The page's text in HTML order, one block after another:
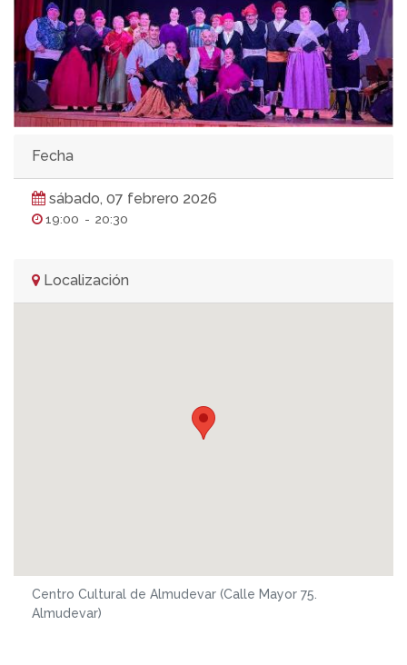
Fecha
sábado, 07 febrero 2026
19:00 - 20:30
Localización
Centro Cultural de Almudevar (Calle Mayor 75.
Almudevar)